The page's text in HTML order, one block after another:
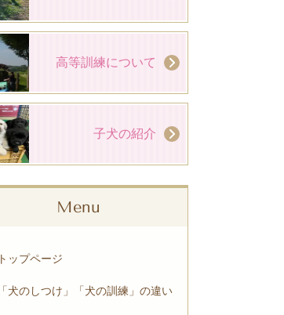
高等訓練について
子犬の紹介
Menu
トップページ
「犬のしつけ」「犬の訓練」の違い